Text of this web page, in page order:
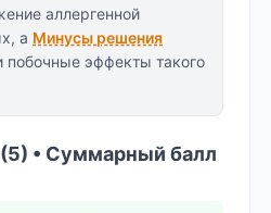
аллергенной
а Минусы решения
побочные эффекты такого
• Суммарный балл